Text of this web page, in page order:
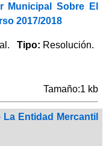
Municipal Sobre El
2017/2018
Tipo: Resolución.
Tamaño:1 kb
Entidad Mercantil